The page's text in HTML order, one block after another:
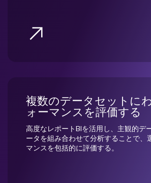
複数のデータセットに
ォーマンスを評価する
高度なレポートBIを活用し、主観的デ
ータを組み合わせて分析することで、
マンスを包括的に評価する。